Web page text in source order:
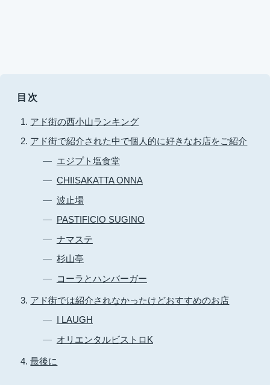
目次
アド街の西小山ランキング
アド街で紹介された中で個人的に好きなお店をご紹介
エジプト塩食堂
CHIISAKATTA ONNA
波止場
PASTIFICIO SUGINO
ナマステ
杉山亭
コーラとハンバーガー
アド街では紹介されなかったけどおすすめのお店
I LAUGH
オリエンタルビストロK
最後に